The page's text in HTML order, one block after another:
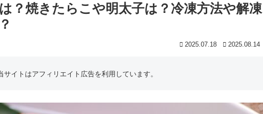
？焼きたらこや明太子は？冷凍方法や解凍
2025.07.18 2025.08.14
サイトはアフィリエイト広告を利用しています。